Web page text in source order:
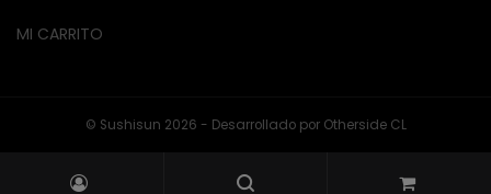
MI CARRITO
© Sushisun 2026 - Desarrollado por Otherside CL